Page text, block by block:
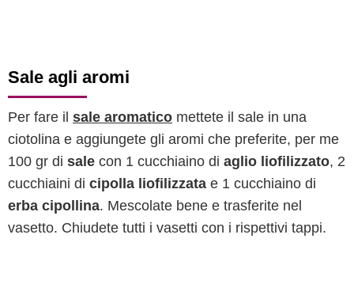
Sale agli aromi
Per fare il sale aromatico mettete il sale in una
ciotolina e aggiungete gli aromi che preferite, per me
100 gr di sale con 1 cucchiaino di aglio liofilizzato, 2
cucchiaini di cipolla liofilizzata e 1 cucchiaino di
erba cipollina. Mescolate bene e trasferite nel
vasetto. Chiudete tutti i vasetti con i rispettivi tappi.